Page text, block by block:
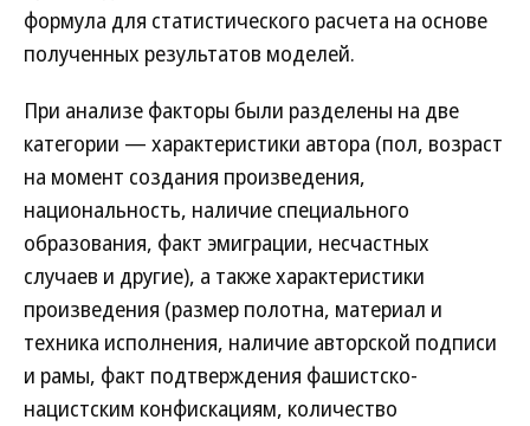
формула для статистического расчета на основе
полученных результатов моделей.
При анализе факторы были разделены на две
категории — характеристики автора (пол, возраст
на момент создания произведения,
национальность, наличие специального
образования, факт эмиграции, несчастных
случаев и другие), а также характеристики
произведения (размер полотна, материал и
техника исполнения, наличие авторской подписи
и рамы, факт подтверждения фашистско-
нацистским конфискациям, количество